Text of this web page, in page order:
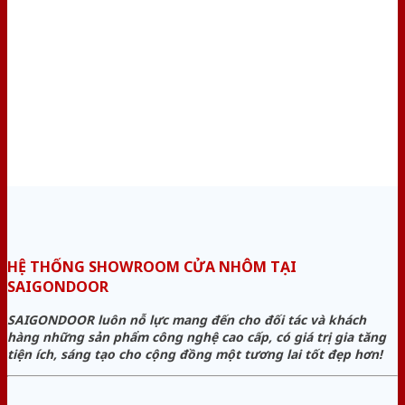
HỆ THỐNG SHOWROOM CỬA NHÔM TẠI
SAIGONDOOR
SAIGONDOOR luôn nỗ lực mang đến cho đối tác và khách
hàng những sản phẩm công nghệ cao cấp, có giá trị gia tăng
tiện ích, sáng tạo cho cộng đồng một tương lai tốt đẹp hơn!